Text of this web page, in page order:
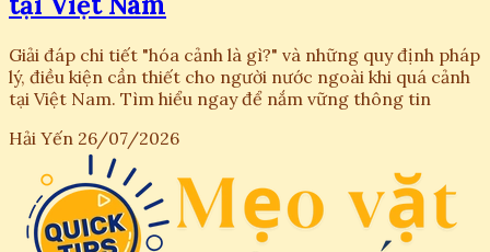
Giải đáp chi tiết "hóa cảnh là gì?" và những quy định pháp
lý, điều kiện cần thiết cho người nước ngoài khi quá cảnh
tại Việt Nam. Tìm hiểu ngay để nắm vững thông tin
Hải Yến 26/07/2026